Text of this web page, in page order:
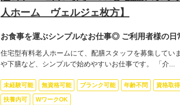
人ホーム ヴェルジェ枚方】
お食事を運ぶシンプルなお仕事◎ ご利用者様の日
住宅型有料老人ホームにて、配膳スタッフを募集して
や下膳など、シンプルで始めやすいお仕事です。 「介...
未経験可能 無資格可能 ブランク可能 年齢不問 資格取
扶養内可 WワークOK